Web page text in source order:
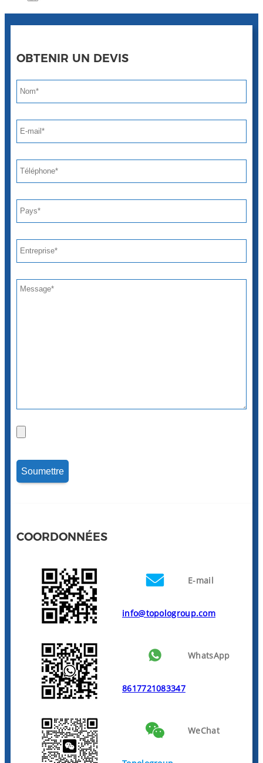
OBTENIR UN DEVIS
COORDONNÉES
E-mail
info@topologroup.com
WhatsApp
8617721083347
WeChat